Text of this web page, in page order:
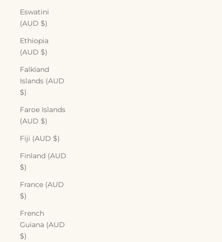
Eswatini
(AUD $)
Ethiopia
(AUD $)
Falkland
Islands (AUD
$)
Faroe Islands
(AUD $)
Fiji (AUD $)
Finland (AUD
$)
France (AUD
$)
French
Guiana (AUD
$)